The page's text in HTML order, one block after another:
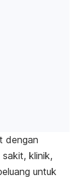
dengan
klinik,
untuk